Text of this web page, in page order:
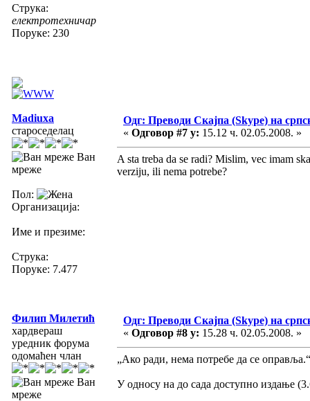
Струка:
електротехничар
Поруке: 230
Madiuxa
староседелац
Ван
мреже
Пол:
Организација:
Име и презиме:
Струка:
Поруке: 7.477
Одг: Преводи Скајпа (Skype) на
« Одговор #7 у: 15.12 ч. 02.05.2008. »
A sta treba da se radi? Mislim, vec imam
verziju, ili nema potrebe?
Филип Милетић
хардвераш
уредник форума
одомаћен члан
Ван
мреже
Одг: Преводи Скајпа (Skype) на
« Одговор #8 у: 15.28 ч. 02.05.2008. »
„Ако ради, нема потребе да се оправља.“
У односу на до сада доступно издање